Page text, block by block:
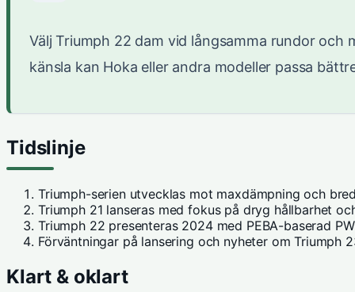
Välj Triumph 22 dam vid långsamma rundor
känsla kan Hoka eller andra modeller passa
Tidslinje
Triumph-serien utvecklas mot maxdämpning och
Triumph 21 lanseras med fokus på dryg hållbarhet
Triumph 22 presenteras 2024 med PEBA-baserad
Förväntningar på lansering och nyheter om Triumph
Klart & oklart